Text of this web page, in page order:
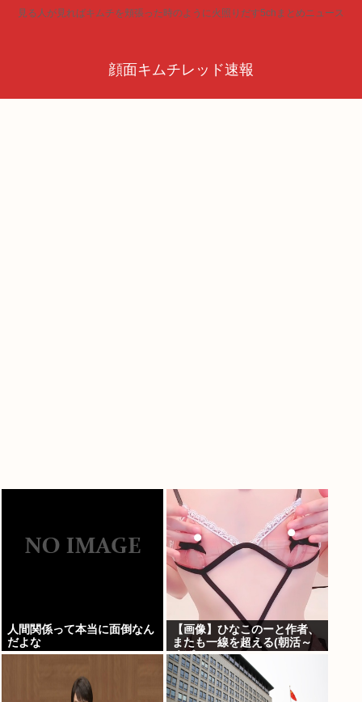
見る人が見ればキムチを頬張った時のように火照りだす5chまとめニュース
顔面キムチレッド速報
人間関係って本当に面倒なん
だよな
【画像】ひなこのーと作者、
またも一線を超える(朝活～
くぱぁ)www